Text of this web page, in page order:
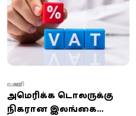
வரம்பு மற்றும் டிஜிட்டல்
சேவைகளில்
மாற்றங்கள்!
அமெரிக்க டொலருக்கு
நிகரான இலங்கை
வணிகம்